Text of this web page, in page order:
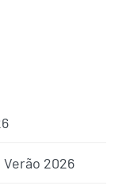
2026